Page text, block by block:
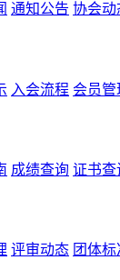
通知公告 协会动
入会流程 会员管
成绩查询 证书查
评审动态 团体标